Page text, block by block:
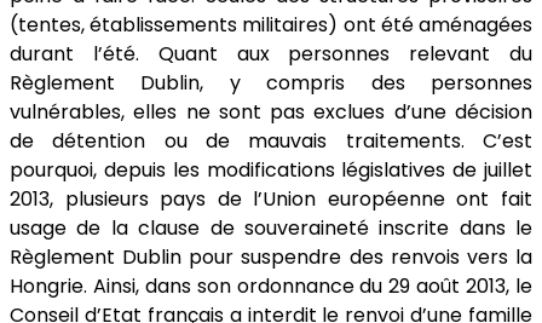
(tentes, établissements militaires) ont été aménagées
durant l’été. Quant aux personnes relevant du
Règlement Dublin, y compris des personnes
vulnérables, elles ne sont pas exclues d’une décision
de détention ou de mauvais traitements. C’est
pourquoi, depuis les modifications législatives de juillet
2013, plusieurs pays de l’Union européenne ont fait
usage de la clause de souveraineté inscrite dans le
Règlement Dublin pour suspendre des renvois vers la
Hongrie. Ainsi, dans son ordonnance du 29 août 2013, le
Conseil d’Etat français a interdit le renvoi d’une famille